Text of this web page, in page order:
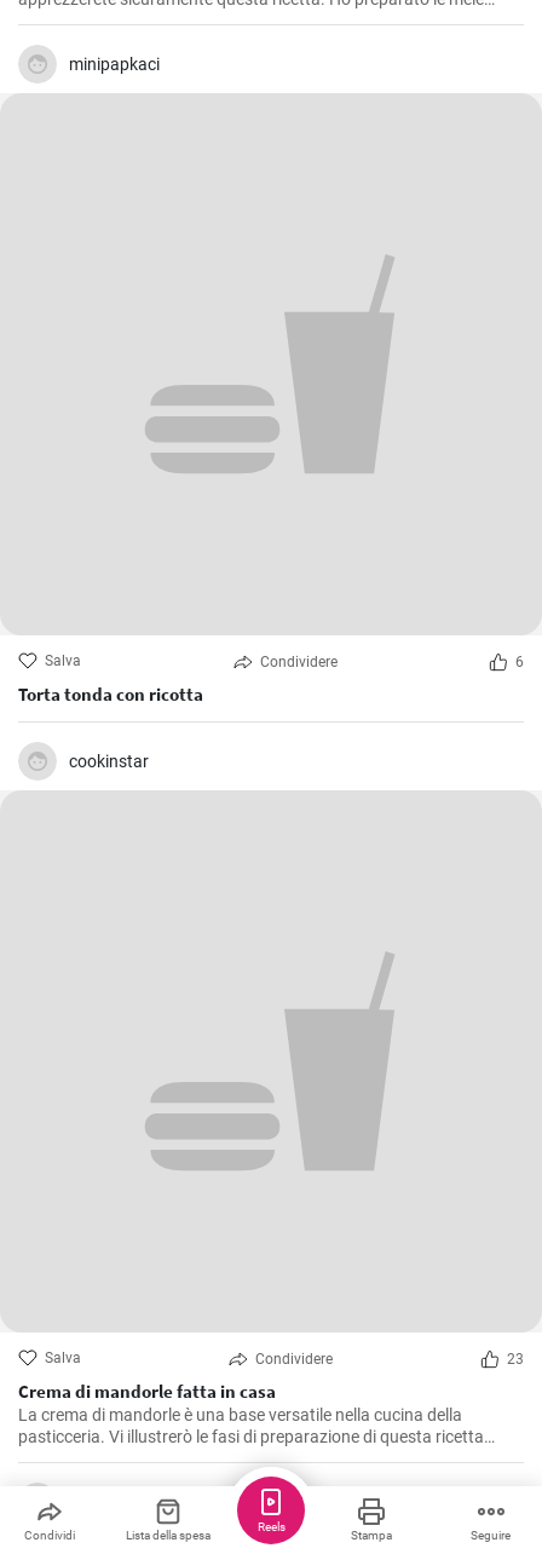
cotte al microonde più volte, soprattutto nelle mattine d'inverno
quando il freddo si fa sentire e ho bisogno di una colazione calda e
nutriente. Questa ricetta risulta anche un'ottima soluzione per chi
vuole concedersi un dessert dolce ed equilibrato senza appesantirsi.
minipapkaci
Salva Condividere 6
Torta tonda con ricotta
cookinstar
Salva Condividere 23
Crema di mandorle fatta in casa
La crema di mandorle è una base versatile nella cucina della
pasticceria. Vi illustrerò le fasi di preparazione di questa ricetta
semplice e versatile.
Condividi Lista della spesa Stampa Seguire
Reels